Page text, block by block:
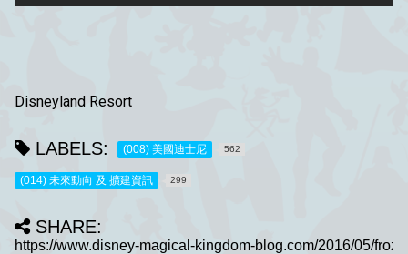
Disneyland Resort
LABELS: (008) 美國迪士尼 562
(014) 未來動向 及 擴建資訊 299
SHARE: